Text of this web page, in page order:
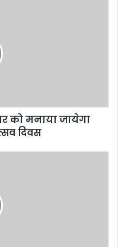
को मनाया जायेगा
दिवस